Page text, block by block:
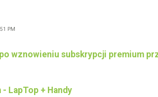
PM
wznowieniu subskrypcji premium
LapTop + Handy